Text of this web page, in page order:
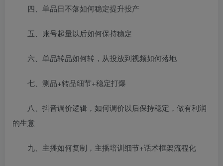
四、单品日不落如何稳定提升投产
五、账号起量以后如何保持稳定
六、单品转品如何转，从投放到视频如何落地
七、测品+转品细节+稳定打爆
八、抖音调价逻辑，如何调价以后保持稳定，做有利润
的生意
九、主播如何复制，主播培训细节+话术框架流程化